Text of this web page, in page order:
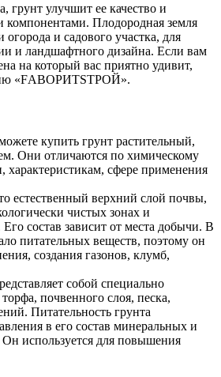
грунт улучшит ее качество и
компонентами. Плодородная земля
и садового участка, для
и ландшафтного дизайна. Если вам
на который вас приятно удивит,
«FАВОРИТSТРОЙ».
купить грунт растительный,
Они отличаются по химическому
характеристикам, сфере применения
естественный верхний слой почвы,
чистых зонах и
Его состав зависит от места добычи. В
питательных веществ, поэтому он
создания газонов, клумб,
собой специально
почвенного слоя, песка,
Питательность грунта
в его состав минеральных и
используется для повышения